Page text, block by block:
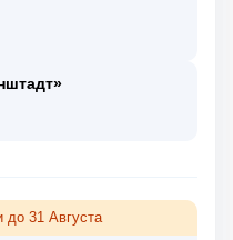
до 31 Августа